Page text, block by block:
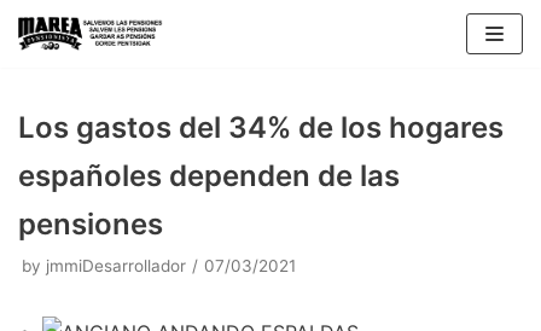
Skip
Los gastos del 34% de los hogares
españoles dependen de las
pensiones
by jmmiDesarrollador 07/03/2021